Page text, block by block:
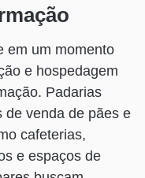
em um momento
e hospedagem
Padarias
de venda de pães e
cafeterias,
e espaços de